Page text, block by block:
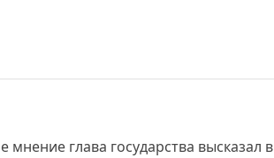
глава государства высказал в